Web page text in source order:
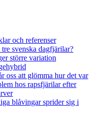
och referenser
svenska dagfjärilar?
större variation
oss att glömma hur det var
hos rapsfjärilar efter
blåvingar sprider sig i